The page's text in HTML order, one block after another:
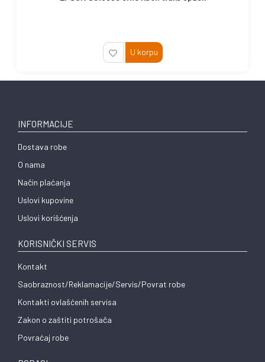
U korpu
INFORMACIJE
Dostava robe
O nama
Način plaćanja
Uslovi kupovine
Uslovi korišćenja
KORISNIČKI SERVIS
Kontakt
Saobraznost/Reklamacije/Servis/Povrat robe
Kontakti ovlašćenih servisa
Zakon o zaštiti potrošača
Povraćaj robe